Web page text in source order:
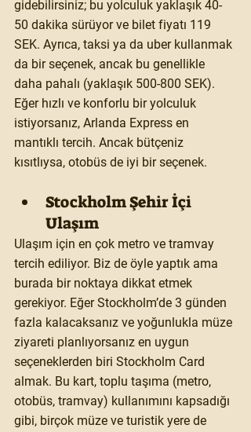
gidebilirsiniz; bu yolculuk yaklaşık 40-
50 dakika sürüyor ve bilet fiyatı 119
SEK. Ayrıca, taksi ya da uber kullanmak
da bir seçenek, ancak bu genellikle
daha pahalı (yaklaşık 500-800 SEK).
Eğer hızlı ve konforlu bir yolculuk
istiyorsanız, Arlanda Express en
mantıklı tercih. Ancak bütçeniz
kısıtlıysa, otobüs de iyi bir seçenek.
Stockholm Şehir İçi
Ulaşım
Ulaşım için en çok metro ve tramvay
tercih ediliyor. Biz de öyle yaptık ama
burada bir noktaya dikkat etmek
gerekiyor. Eğer Stockholm’de 3 günden
fazla kalacaksanız ve yoğunlukla müze
ziyareti planlıyorsanız en uygun
seçeneklerden biri Stockholm Card
almak. Bu kart, toplu taşıma (metro,
otobüs, tramvay) kullanımını kapsadığı
gibi, birçok müze ve turistik yere de